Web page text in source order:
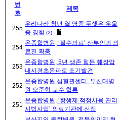
번
호
제목
255
우리나라 청년 열 명중 두셋은 우울
증 경험 (2)
254
온종합병원, ‘필수의료’ 산부인과 의
료진 확충
253
온종합병원, 5년 생존 힘든 췌장암
내시경초음파로 조기발견
252
온종합병원 심혈관센터, 부산대병
원 오준혁 교수 합류
251
온종합병원, ‘항생제 적정사용 관리
시범사업’ 의료기관에 선정